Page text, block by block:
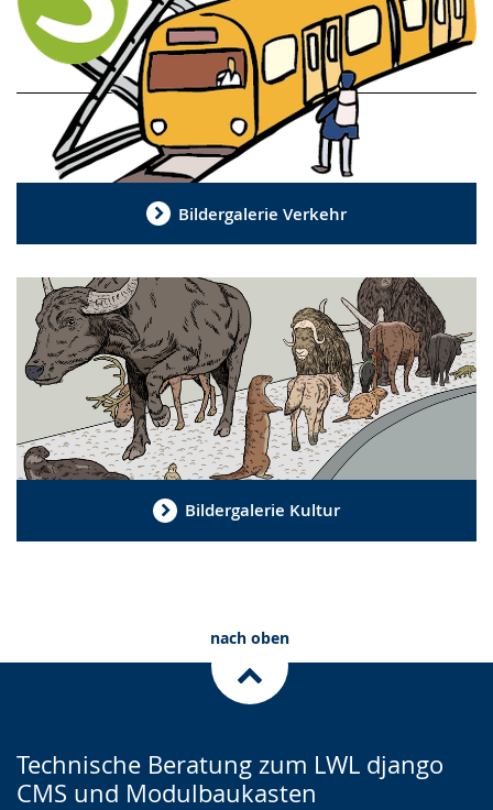
Bildergalerie Verkehr
Bildergalerie Kultur
nach oben
Technische Beratung zum LWL django
CMS und Modulbaukasten